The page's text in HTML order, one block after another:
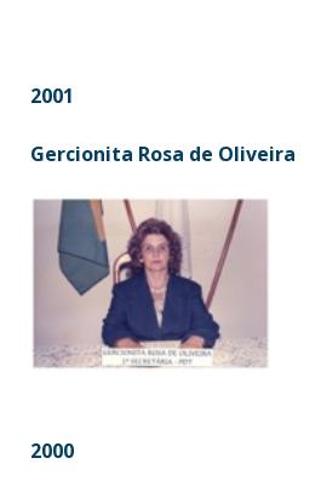
2001
Gercionita Rosa de Oliveira
2000